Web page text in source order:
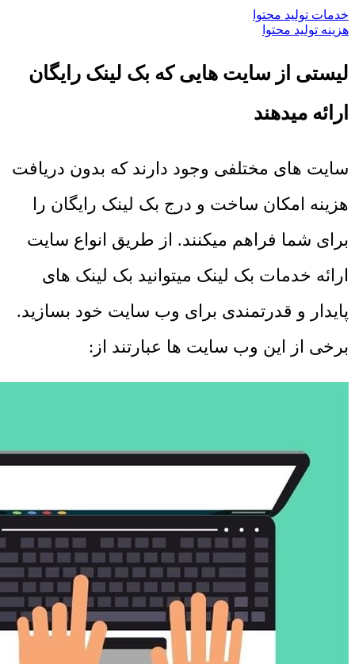
خدمات تولید محتوا
هزینه تولید محتوا
لیستی از سایت هایی که بک لینک رایگان
ارائه میدهند
سایت های مختلفی وجود دارند که بدون دریافت
هزینه امکان ساخت و درج بک لینک رایگان را
برای شما فراهم میکنند. از طریق انواع سایت
ارائه خدمات بک لینک میتوانید بک لینک های
پایدار و قدرتمندی برای وب سایت خود بسازید.
برخی از این وب سایت ها عبارتند از: